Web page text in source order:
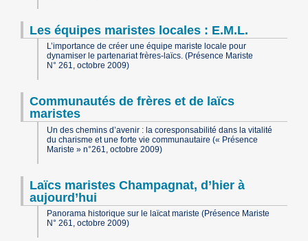
Les équipes maristes locales : E.M.L.
L’importance de créer une équipe mariste locale pour
dynamiser le partenariat frères-laïcs. (Présence Mariste
N° 261, octobre 2009)
Communautés de frères et de laïcs
maristes
Un des chemins d’avenir : la coresponsabilité dans la vitalité
du charisme et une forte vie communautaire (« Présence
Mariste » n°261, octobre 2009)
Laïcs maristes Champagnat, d’hier à
aujourd’hui
Panorama historique sur le laïcat mariste (Présence Mariste
N° 261, octobre 2009)